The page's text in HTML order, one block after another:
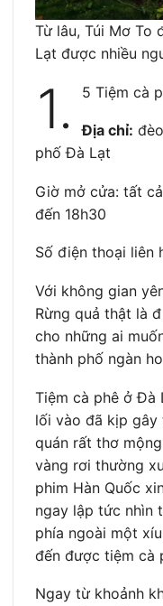
Từ lâu, Túi Mơ To
Lạt được nhiều
1. 5 Tiệm cà
Địa chỉ:
phố Đà Lạt
Giờ mở cửa: tất
đến 18h30
Số điện thoại liên
Với không gian
Rừng quả thật là
cho những ai
thành phố ngàn
Tiệm cà phê ở Đà
lối vào đã kịp
quán rất thơ
vàng rơi thường
phim Hàn Quốc
ngay lập tức nhìn
phía ngoài một
đến được tiệm cà
Ngay từ khoảnh